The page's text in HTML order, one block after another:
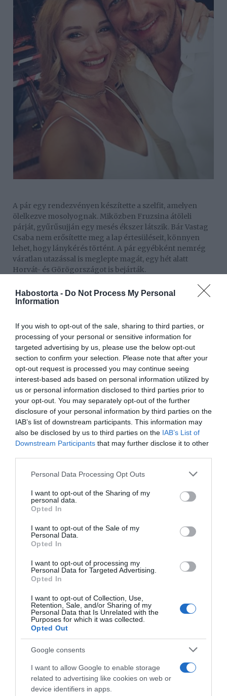
Habostorta - Do Not Process My Personal
Information
If you wish to opt-out of the sale, sharing to third parties, or
processing of your personal or sensitive information for
targeted advertising by us, please use the below opt-out
section to confirm your selection. Please note that after your
opt-out request is processed you may continue seeing
interest-based ads based on personal information utilized by
us or personal information disclosed to third parties prior to
your opt-out. You may separately opt-out of the further
disclosure of your personal information by third parties on the
IAB’s list of downstream participants. This information may
also be disclosed by us to third parties on the IAB’s List of
Downstream Participants that may further disclose it to other
Please note that this website/app uses one or more Google
not limited to your visit or usage behaviour. You may click to
grant or deny consent to Google and its third-party tags to
use your data for below specified purposes in below Google
consent section.
Personal Data Processing Opt Outs
I want to opt-out of the Sharing of my
personal data.
Opted In
I want to opt-out of the Sale of my
Personal Data.
Opted In
I want to opt-out of processing my
Personal Data for Targeted Advertising.
Opted In
I want to opt-out of Collection, Use,
Retention, Sale, and/or Sharing of my
Personal Data that Is Unrelated with the
Purposes for which it was collected.
Opted Out
Google consents
I want to allow Google to enable storage
related to advertising like cookies on web or
device identifiers in apps.
A pár egy rendezvényen készítette a szelfit, amelyen
ölelkezve mosolyognak. Miközben Fruzsina átöleli
párját, gyűrűsujján egy mesés ékszer látszik. Bár Vastag
Csaba nem erősítette meg a lap értesüléseit, könnyen
lehet, hogy lánykérés történt. A pár egyébként nemrég
váratlan utazással is meglepte magát, egy hét alatt
Horvát- és Görögországot is bejárták.
A lap emlékeztet: Csabát és Fruzsinát már 2016-ban hírbe
hozták egymással, majd 2017 nyarán félreérthetetlen
helyzetben látták őket egy színházban. Akkor egymás
gyűrű eddig nem volt látható Fruzsina ujján.
Forrás: Blikk
Megosztás:
Címkék: szerelem
Korábbi bejegyzések Következő bejegyzés
HASONLÓ BEJEGYZÉSEK